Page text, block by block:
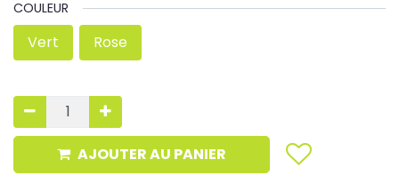
COULEUR
Vert Rose
AJOUTER AU PANIER